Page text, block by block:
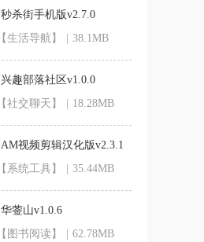
秒杀街手机版v2.7.0
【生活导航】
38.1MB
兴趣部落社区v1.0.0
【社交聊天】
18.28MB
AM视频剪辑汉化版v2.3.1
【系统工具】
35.44MB
华蓥山v1.0.6
【图书阅读】
62.78MB